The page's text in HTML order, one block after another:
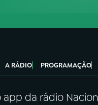
A RÁDIO PROGRAMAÇÃO
app da rádio